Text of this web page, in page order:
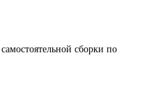
сборки по